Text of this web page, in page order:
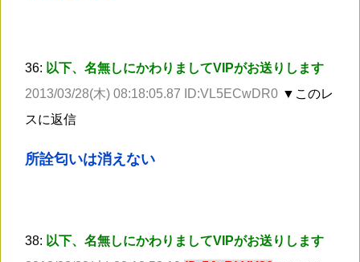
36: 以下、名無しにかわりましてVIPがお送りします
2013/03/28(木) 08:18:05.87 ID:VL5ECwDR0 ▼このレ
スに返信
所詮匂いは消えない
38: 以下、名無しにかわりましてVIPがお送りします